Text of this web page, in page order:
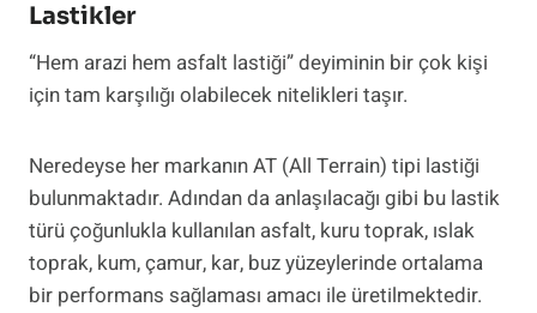
Lastikler
“Hem arazi hem asfalt lastiği” deyiminin bir çok kişi
için tam karşılığı olabilecek nitelikleri taşır.
Neredeyse her markanın AT (All Terrain) tipi lastiği
bulunmaktadır. Adından da anlaşılacağı gibi bu lastik
türü çoğunlukla kullanılan asfalt, kuru toprak, ıslak
toprak, kum, çamur, kar, buz yüzeylerinde ortalama
bir performans sağlaması amacı ile üretilmektedir.